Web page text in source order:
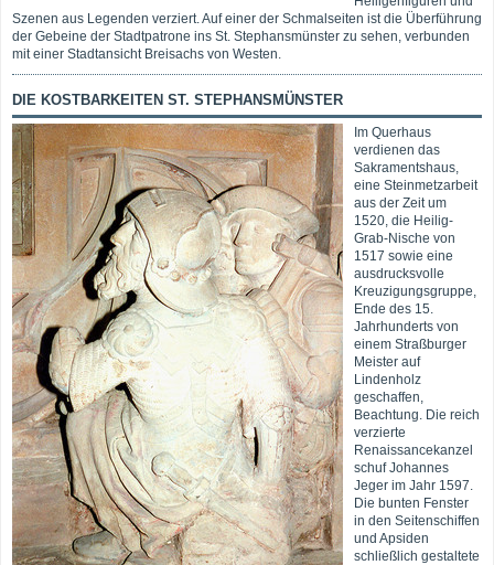
Szenen aus Legenden verziert. Auf einer der Schmalseiten ist die Überführung
der Gebeine der Stadtpatrone ins St. Stephansmünster zu sehen, verbunden
mit einer Stadtansicht Breisachs von Westen.
DIE KOSTBARKEITEN ST. STEPHANSMÜNSTER
Im Querhaus
verdienen das
Sakramentshaus,
eine Steinmetzarbeit
aus der Zeit um
1520, die Heilig-
Grab-Nische von
1517 sowie eine
ausdrucksvolle
Kreuzigungsgruppe,
Ende des 15.
Jahrhunderts von
einem Straßburger
Meister auf
Lindenholz
geschaffen,
Beachtung. Die reich
verzierte
Renaissancekanzel
schuf Johannes
Jeger im Jahr 1597.
Die bunten Fenster
in den Seitenschiffen
und Apsiden
schließlich gestaltete